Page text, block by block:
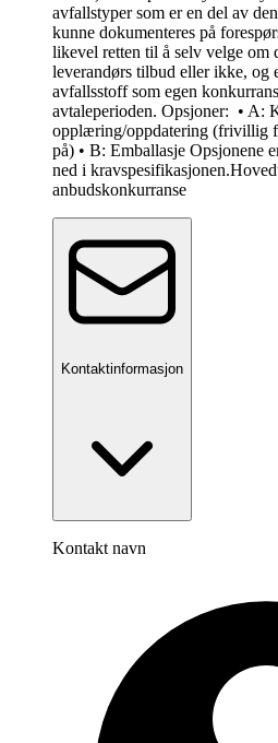
avfallstyper som er en del av
kunne dokumenteres på
likevel retten til å selv velge om
leverandørs tilbud eller ikke, og
avfallsstoff som egen
avtaleperioden. Opsjoner: • A:
opplæring/oppdatering (frivillig
på) • B: Emballasje Opsjonene
ned i kravspesifikasjonen.
anbudskonkurranse
Kontaktinformasjon
Kontakt navn